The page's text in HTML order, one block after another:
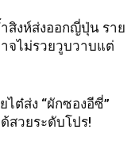
สิงห์ส่งออกญี่ปุ่น ราย
จไม่รวยวูบวาบแต่
ไต๋ส่ง “ผักซองอีซี่”
สวยระดับโปร!